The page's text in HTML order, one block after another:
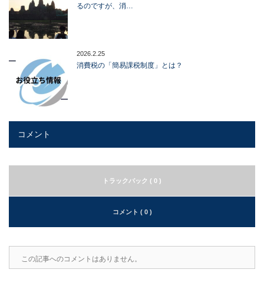
るのですが、消…
2026.2.25
消費税の「簡易課税制度」とは？
コメント
トラックバック ( 0 )
コメント ( 0 )
この記事へのコメントはありません。